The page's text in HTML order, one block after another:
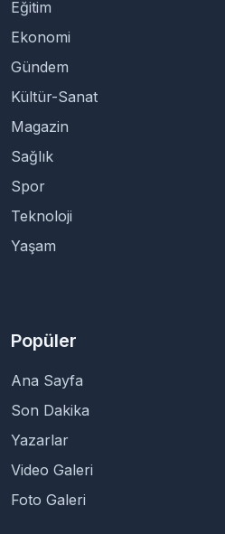
Eğitim
Ekonomi
Gündem
Kültür-Sanat
Magazin
Sağlık
Spor
Teknoloji
Yaşam
Popüler
Ana Sayfa
Son Dakika
Yazarlar
Video Galeri
Foto Galeri